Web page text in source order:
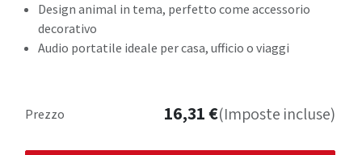
Design animal in tema, perfetto come accessorio
decorativo
Audio portatile ideale per casa, ufficio o viaggi
Prezzo 16,31€(Imposte incluse)